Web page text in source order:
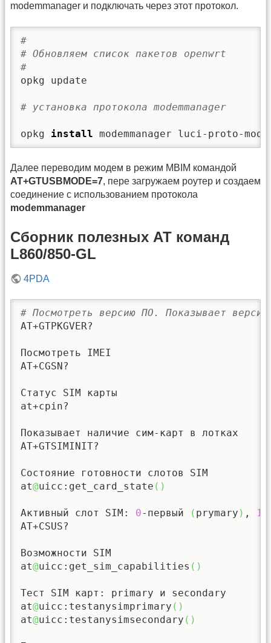
modemmanager и подключать через этот протокол.
#
# Обновляем список пакетов openwrt
#
opkg update
# установка протокола modemmanager
opkg install modemmanager luci-proto-
Далее переводим модем в режим MBIM командой
AT+GTUSBMODE=7, пере загружаем роутер и создаем
соединение с использованием протокола
modemmanager
Сборник полезных АТ команд
L860/850-GL
4PDA
# Посмотреть версию ПО. Показывает
AT+GTPKGVER?
Посмотреть IMEI
AT+CGSN?
Статус SIM карты
at+cpin?
Показывает наличие сим-карт в лотках
AT+GTSIMINIT?
Состояние готовности слотов SIM
at@uicc:get_card_state ( )
Активный слот SIM: 0-первый ( prymary ) , 1
AT+CSUS?
Возможности SIM
at@uicc:get_sim_capabilities ( )
Тест SIM карт: primary и secondary
at@uicc:testanysimprimary ( )
at@uicc:testanysimsecondary ( )